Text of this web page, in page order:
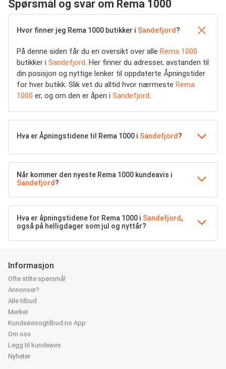
Spørsmål og svar om Rema 1000
Hvor finner jeg Rema 1000 butikker i Sandefjord ?
På denne siden får du en oversikt over alle Rema 1000
butikker i Sandefjord. Her finner du adresser, avstanden til
din posisjon og nyttige lenker til oppdaterte Åpningstider
for hver butikk. Slik vet du alltid hvor nærmeste Rema
1000 er, og om den er åpen i Sandefjord.
Hva er Åpningstidene til Rema 1000 i Sandefjord ?
Når kommer den nyeste Rema 1000 kundeavis i
Sandefjord ?
Hva er åpningstidene for Rema 1000 i Sandefjord ,
også på helligdager som jul og nyttår?
Informasjon
Ofte stilte spørsmål
Annonser?
Alle tilbud
Merker
Kundeavisogtilbud.no App
Om oss
Legg til kundeavis
Nyheter